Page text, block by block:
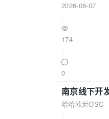
2026-08-07
174
0
南京线下开
哈哈欧尼OSC